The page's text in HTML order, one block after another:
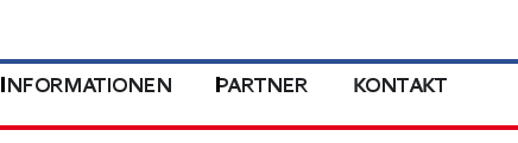
INFORMATIONEN PARTNER KONTAKT